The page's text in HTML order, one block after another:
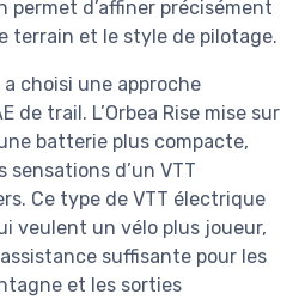
d’affiner précisément
terrain et le style de pilotage.
a choisi une approche
de trail. L’Orbea Rise mise sur
batterie plus compacte,
sensations d’un VTT
Ce type de VTT électrique
veulent un vélo plus joueur,
suffisante pour les
et les sorties